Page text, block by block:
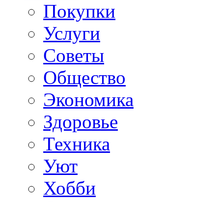
Покупки
Услуги
Советы
Общество
Экономика
Здоровье
Техника
Уют
Хобби